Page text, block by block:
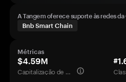
A Tangem oferece suporte às redes da
Bnb Smart Chain
Métricas
$4.59M
Capitalização de mercado